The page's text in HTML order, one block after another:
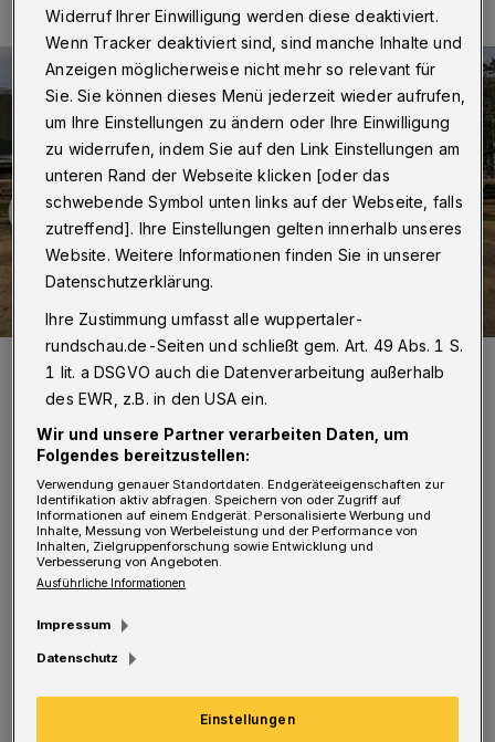
Susanne Schönrock übergab den Scheck an Jochen Mührs.
Foto: VRVC
U mringt von den drei Vereinspferden und
im Beisein von zahlreichen „Voltis“,
übergab Susanne Schönrock die
Spendenzusage an Jochen Mührs, der sie
stellvertretend für den gesamten Verein gerne
entgegennahm: „Wir sind überaus froh über
die großzügige Spende der Sparkasse und
Widerruf Ihrer Einwilligung werden diese deaktiviert.
Wenn Tracker deaktiviert sind, sind manche Inhalte und
Anzeigen möglicherweise nicht mehr so relevant für
Sie. Sie können dieses Menü jederzeit wieder aufrufen,
um Ihre Einstellungen zu ändern oder Ihre Einwilligung
zu widerrufen, indem Sie auf den Link Einstellungen am
unteren Rand der Webseite klicken [oder das
schwebende Symbol unten links auf der Webseite, falls
zutreffend]. Ihre Einstellungen gelten innerhalb unseres
Website. Weitere Informationen finden Sie in unserer
Datenschutzerklärung.
Ihre Zustimmung umfasst alle wuppertaler-
rundschau.de-Seiten und schließt gem. Art. 49 Abs. 1 S.
1 lit. a DSGVO auch die Datenverarbeitung außerhalb
des EWR, z.B. in den USA ein.
Wir und unsere Partner verarbeiten Daten, um
Folgendes bereitzustellen:
Verwendung genauer Standortdaten. Endgeräteeigenschaften zur
Identifikation aktiv abfragen. Speichern von oder Zugriff auf
Informationen auf einem Endgerät. Personalisierte Werbung und
Inhalte, Messung von Werbeleistung und der Performance von
Inhalten, Zielgruppenforschung sowie Entwicklung und
Verbesserung von Angeboten.
Ausführliche Informationen
Impressum
Datenschutz
Einstellungen